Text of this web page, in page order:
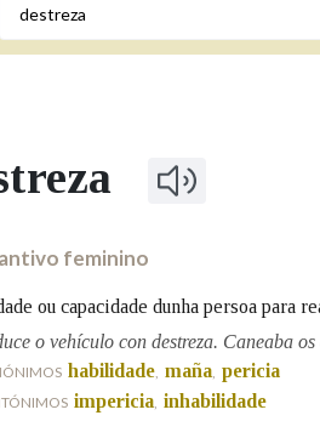
buscar
NOS LEMAS
por
feminino
ou capacidade dunha persoa para
o vehículo con destreza. Caneaba os
habilidade, maña, pericia
impericia, inhabilidade